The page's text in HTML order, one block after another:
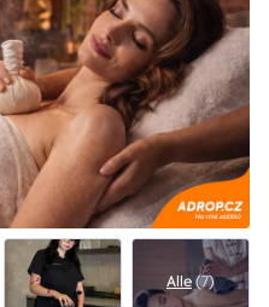
Alle(7)